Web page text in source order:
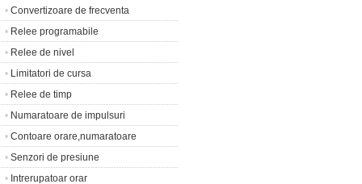
• Convertizoare de frecventa
• Relee programabile
• Relee de nivel
• Limitatori de cursa
• Relee de timp
• Numaratoare de impulsuri
• Contoare orare,numaratoare
• Senzori de presiune
• Intrerupatoar orar